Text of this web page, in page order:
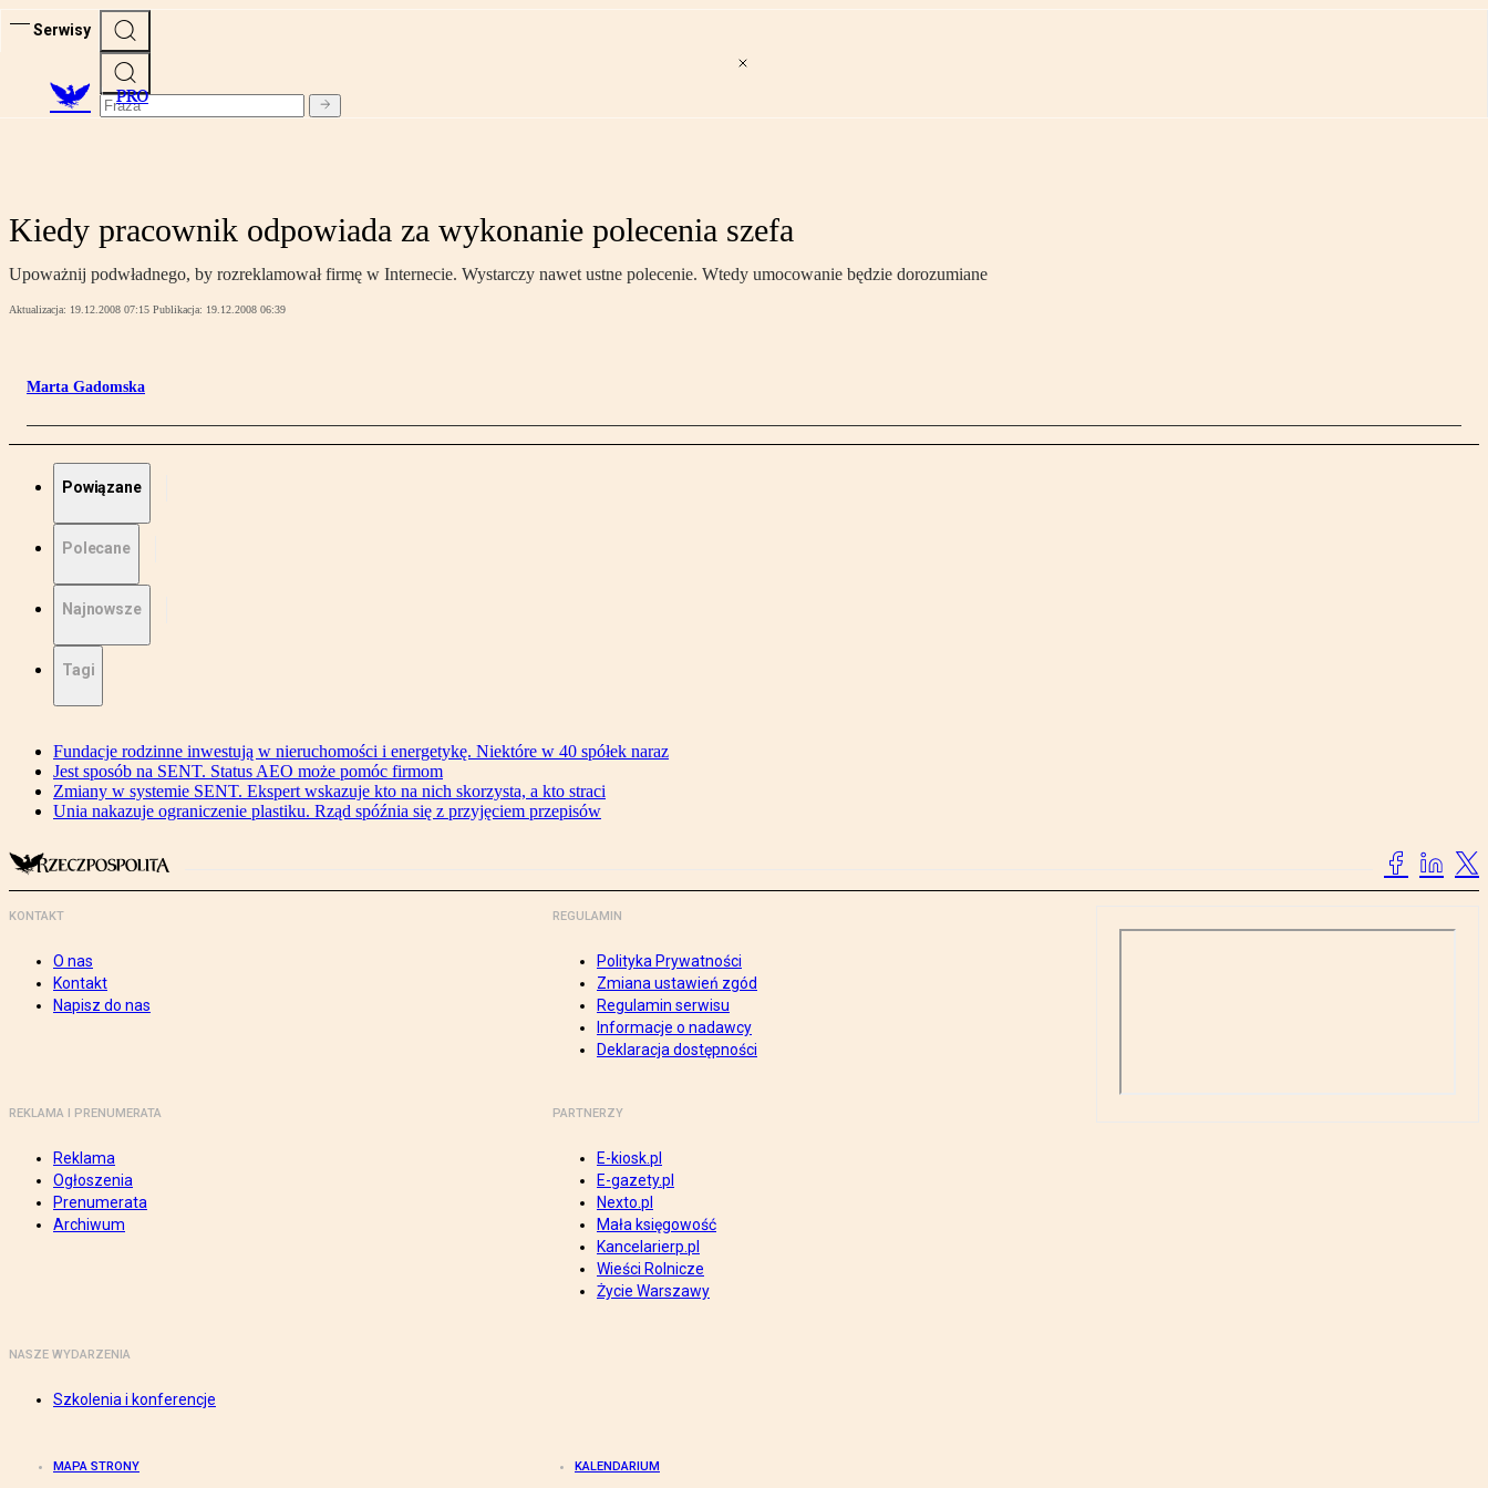
Serwisy
PRO
Kiedy pracownik odpowiada za wykonanie polecenia szefa
Upoważnij podwładnego, by rozreklamował firmę w Internecie. Wystarczy nawet ustne polecenie. Wtedy umocowanie będzie dorozumiane
Aktualizacja: 19.12.2008 07:15 Publikacja: 19.12.2008 06:39
Marta Gadomska
Powiązane
Polecane
Najnowsze
Tagi
Fundacje rodzinne inwestują w nieruchomości i energetykę. Niektóre w 40 spółek naraz
Jest sposób na SENT. Status AEO może pomóc firmom
Zmiany w systemie SENT. Ekspert wskazuje kto na nich skorzysta, a kto straci
Unia nakazuje ograniczenie plastiku. Rząd spóźnia się z przyjęciem przepisów
KONTAKT
O nas
Kontakt
Napisz do nas
REGULAMIN
Polityka Prywatności
Zmiana ustawień zgód
Regulamin serwisu
Informacje o nadawcy
Deklaracja dostępności
REKLAMA I PRENUMERATA
Reklama
Ogłoszenia
Prenumerata
Archiwum
PARTNERZY
E-kiosk.pl
E-gazety.pl
Nexto.pl
Mała księgowość
Kancelarierp.pl
Wieści Rolnicze
Życie Warszawy
NASZE WYDARZENIA
Szkolenia i konferencje
MAPA STRONY KALENDARIUM